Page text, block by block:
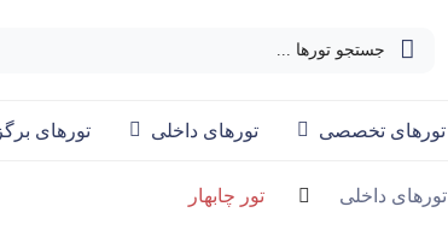
جستجو تورها ...
تورهای تخصصی تورهای داخلی تورهای
تورهای داخلی تور چابهار